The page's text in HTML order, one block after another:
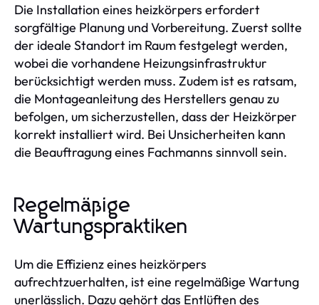
Die Installation eines heizkörpers erfordert
sorgfältige Planung und Vorbereitung. Zuerst sollte
der ideale Standort im Raum festgelegt werden,
wobei die vorhandene Heizungsinfrastruktur
berücksichtigt werden muss. Zudem ist es ratsam,
die Montageanleitung des Herstellers genau zu
befolgen, um sicherzustellen, dass der Heizkörper
korrekt installiert wird. Bei Unsicherheiten kann
die Beauftragung eines Fachmanns sinnvoll sein.
Regelmäßige
Wartungspraktiken
Um die Effizienz eines heizkörpers
aufrechtzuerhalten, ist eine regelmäßige Wartung
unerlässlich. Dazu gehört das Entlüften des